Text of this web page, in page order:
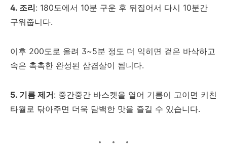
4. 조리: 180도에서 10분 구운 후 뒤집어서 다시 10분간
구워줍니다.
이후 200도로 올려 3~5분 정도 더 익히면 겉은 바삭하고
속은 촉촉한 완성된 삼겹살이 됩니다.
5. 기름 제거: 중간중간 바스켓을 열어 기름이 고이면 키친
타월로 닦아주면 더욱 담백한 맛을 즐길 수 있습니다.